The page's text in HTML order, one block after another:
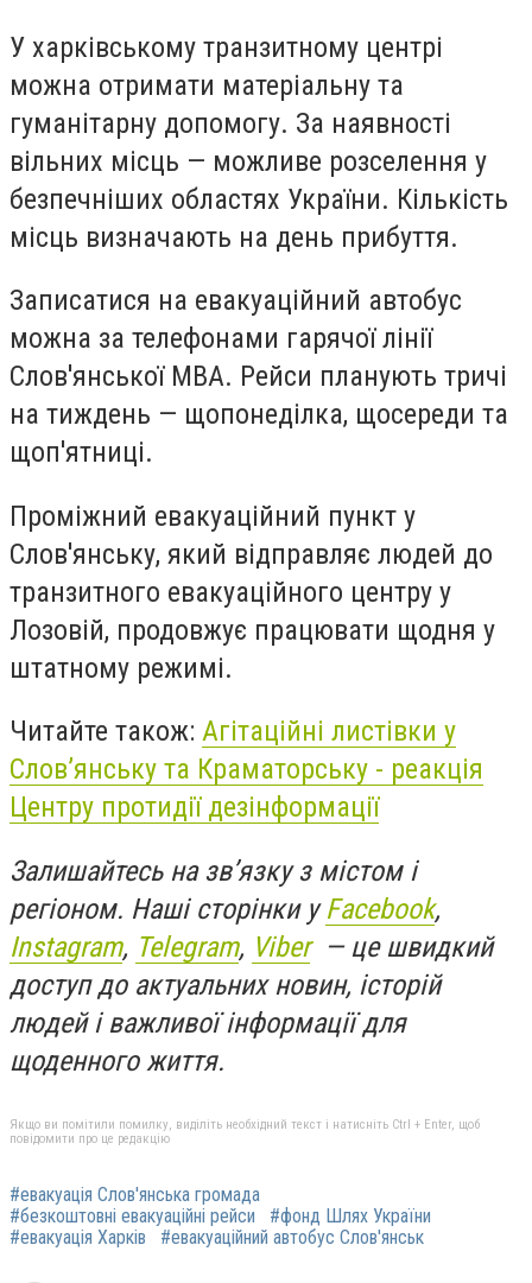
У харківському транзитному центрі
можна отримати матеріальну та
гуманітарну допомогу. За наявності
вільних місць — можливе розселення у
безпечніших областях України. Кількість
місць визначають на день прибуття.
Записатися на евакуаційний автобус
можна за телефонами гарячої лінії
Слов'янської МВА. Рейси планують тричі
на тиждень — щопонеділка, щосереди та
щоп'ятниці.
Проміжний евакуаційний пункт у
Слов'янську, який відправляє людей до
транзитного евакуаційного центру у
Лозовій, продовжує працювати щодня у
штатному режимі.
Читайте також: Агітаційні листівки у
Слов’янську та Краматорську - реакція
Центру протидії дезінформації
Залишайтесь на зв’язку з містом і
регіоном. Наші сторінки уFacebook,
Instagram, Telegram, Viber— це швидкий
доступ до актуальних новин, історій
людей і важливої інформації для
щоденного життя.
Якщо ви помітили помилку, виділіть необхідний текст і натисніть Ctrl + Enter, щоб
повідомити про це редакцію
#евакуація Слов'янська громада
#безкоштовні евакуаційні рейси
#фонд Шлях України
#евакуація Харків
#евакуаційний автобус Слов'янськ